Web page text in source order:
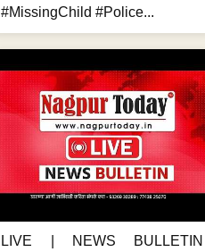
#MissingChild #Police...
LIVE | NEWS BULLETIN